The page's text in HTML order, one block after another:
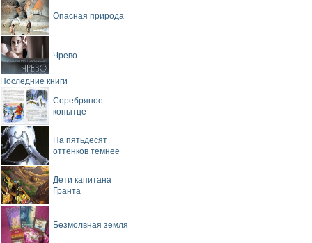
Опасная природа
Чрево
Последние книги
Серебряное
копытце
На пятьдесят
оттенков темнее
Дети капитана
Гранта
Безмолвная земля